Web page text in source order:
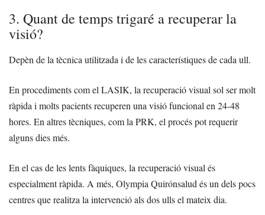
3. Quant de temps trigaré a recuperar la
visió?
Depèn de la tècnica utilitzada i de les característiques de cada ull.
En procediments com el LASIK, la recuperació visual sol ser molt
ràpida i molts pacients recuperen una visió funcional en 24-48
hores. En altres tècniques, com la PRK, el procés pot requerir
alguns dies més.
En el cas de les lents fàquiques, la recuperació visual és
especialment ràpida. A més, Olympia Quirónsalud és un dels pocs
centres que realitza la intervenció als dos ulls el mateix dia.